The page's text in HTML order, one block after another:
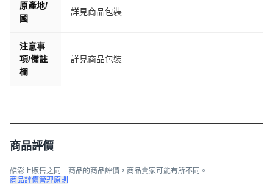
原產地/
國
詳見商品包裝
注意事
項/備註
欄
詳見商品包裝
商品評價
酷澎上販售之同一商品的商品評價，商品賣家可能有所不同。
商品評價管理原則